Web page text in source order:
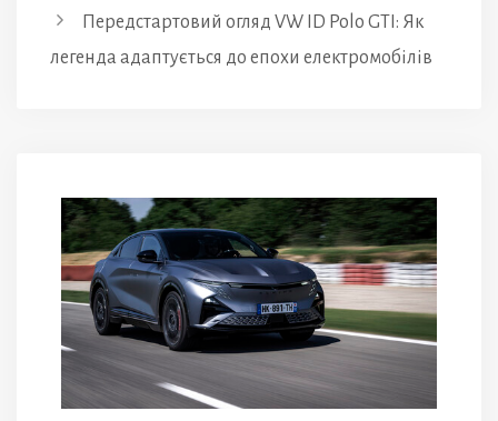
Передстартовий огляд VW ID Polo GTI: Як
легенда адаптується до епохи електромобілів